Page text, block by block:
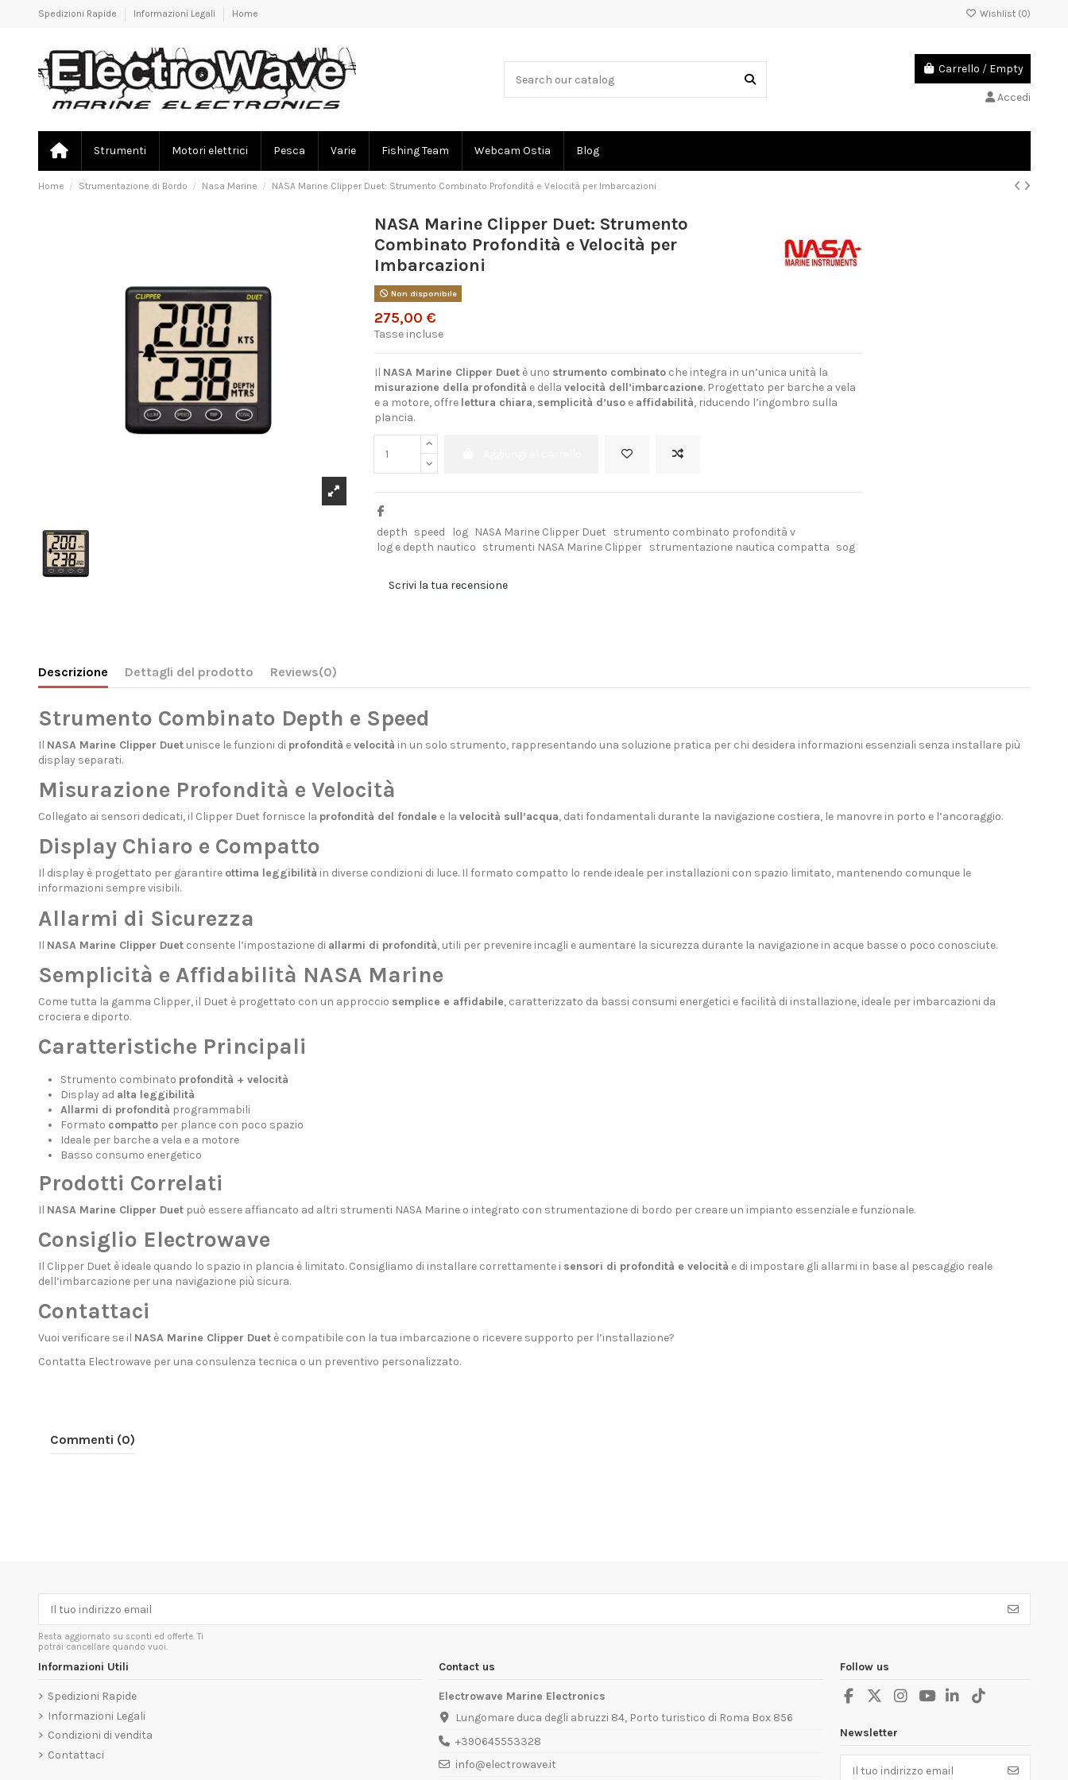
Spedizioni Rapide Informazioni Legali Home Wishlist (0)
Carrello / Empty
Accedi
Strumenti Motori elettrici Pesca Varie Fishing Team Webcam Ostia Blog
Home Strumentazione di Bordo Nasa Marine NASA Marine Clipper Duet: Strumento Combinato Profondità e Velocità per Imbarcazioni
NASA Marine Clipper Duet: Strumento
Combinato Profondità e Velocità per
Imbarcazioni
Non disponibile
275,00 €
Tasse incluse
Il NASA Marine Clipper Duetè uno strumento combinatoche integra in un’unica unità la
misurazione della profondità e della velocità dell’imbarcazione. Progettato per barche a vela
e a motore, offre lettura chiara, semplicità d’usoe affidabilità, riducendo l’ingombro sulla
plancia.
depth speed log NASA Marine Clipper Duet
strumento combinato profondità v
log e depth nautico strumenti NASA Marine Clipper strumentazione nautica compatta sog
Scrivi la tua recensione
Descrizione Dettagli del prodotto Reviews(0)
Strumento Combinato Depth e Speed
Il NASA Marine Clipper Duetunisce le funzioni di profondità evelocità in un solo strumento, rappresentando una soluzione pratica per chi desidera informazioni essenziali senza installare più
display separati.
Misurazione Profondità e Velocità
Collegato ai sensori dedicati, il Clipper Duet fornisce la profondità del fondale e la velocità sull’acqua, dati fondamentali durante la navigazione costiera, le manovre in porto e l’ancoraggio.
Display Chiaro e Compatto
Il display è progettato per garantire ottima leggibilità in diverse condizioni di luce. Il formato compatto lo rende ideale per installazioni con spazio limitato, mantenendo comunque le
informazioni sempre visibili.
Allarmi di Sicurezza
Il NASA Marine Clipper Duetconsente l’impostazione di allarmi di profondità, utili per prevenire incagli e aumentare la sicurezza durante la navigazione in acque basse o poco conosciute.
Semplicità e Affidabilità NASA Marine
Come tutta la gamma Clipper, il Duet è progettato con un approccio semplice e affidabile, caratterizzato da bassi consumi energetici e facilità di installazione, ideale per imbarcazioni da
crociera e diporto.
Caratteristiche Principali
Strumento combinato profondità + velocità
Display ad alta leggibilità
Allarmi di profondità programmabili
Formato compattoper plance con poco spazio
Ideale per barche a vela e a motore
Basso consumo energetico
Prodotti Correlati
Il NASA Marine Clipper Duetpuò essere affiancato ad altri strumenti NASA Marineo integrato con strumentazione di bordo per creare un impianto essenziale e funzionale.
Consiglio Electrowave
Il Clipper Duet è ideale quando lo spazio in plancia è limitato. Consigliamo di installare correttamente i sensori di profondità e velocità e di impostare gli allarmi in base al pescaggio reale
dell’imbarcazione per una navigazione più sicura.
Contattaci
Vuoi verificare se il NASA Marine Clipper Duetè compatibile con la tua imbarcazione o ricevere supporto per l’installazione?
Contatta Electrowaveper una consulenza tecnica o un preventivo personalizzato.
Commenti (0)
Resta aggiornato su sconti ed offerte. Ti
potrai cancellare quando vuoi.
Informazioni Utili
Spedizioni Rapide
Informazioni Legali
Condizioni di vendita
Contattaci
Contact us
Electrowave Marine Electronics
Lungomare duca degli abruzzi 84, Porto turistico di Roma Box 856
+390645553328
info@electrowave.it
Follow us
Newsletter